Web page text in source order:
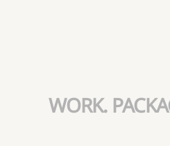
WORK.